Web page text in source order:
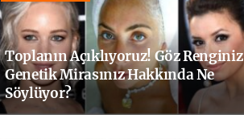
Toplanın Açıklıyoruz! Göz Renginiz
Genetik Mirasınız Hakkında Ne
Söylüyor?